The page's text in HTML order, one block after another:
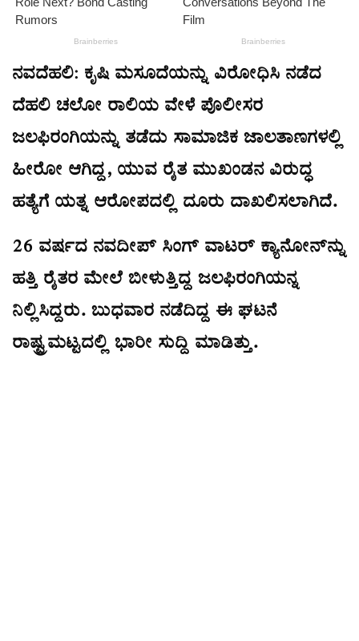
ನವದೆಹಲಿ: ಕೃಷಿ ಮಸೂದೆಯನ್ನು ವಿರೋಧಿಸಿ ನಡೆದ
ದೆಹಲಿ ಚಲೋ ರಾಲಿಯ ವೇಳೆ ಪೊಲೀಸರ
ಜಲಫಿರಂಗಿಯನ್ನು ತಡೆದು ಸಾಮಾಜಿಕ ಜಾಲತಾಣಗಳಲ್ಲಿ
ಹೀರೋ ಆಗಿದ್ದ, ಯುವ ರೈತ ಮುಖಂಡನ ವಿರುದ್ಧ
ಹತ್ಯೆಗೆ ಯತ್ನ ಆರೋಪದಲ್ಲಿ ದೂರು ದಾಖಲಿಸಲಾಗಿದೆ.
26 ವರ್ಷದ ನವದೀಪ್​ ಸಿಂಗ್​ ವಾಟರ್​ ಕ್ಯಾನೋನ್​ನ್ನು
ಹತ್ತಿ ರೈತರ ಮೇಲೆ ಬೀಳುತ್ತಿದ್ದ ಜಲಫಿರಂಗಿಯನ್ನ
ನಿಲ್ಲಿಸಿದ್ದರು. ಬುಧವಾರ ನಡೆದಿದ್ದ ಈ ಘಟನೆ
ರಾಷ್ಟ್ರಮಟ್ಟದಲ್ಲಿ ಭಾರೀ ಸುದ್ದಿ ಮಾಡಿತ್ತು.